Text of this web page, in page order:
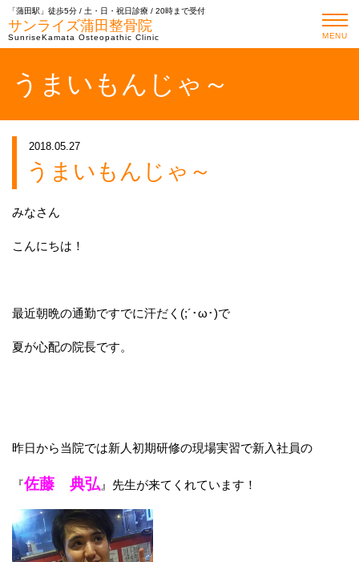
「蒲田駅」徒歩5分 / 土・日・祝日診療 / 20時まで受付
サンライズ蒲田整骨院
SunriseKamata Osteopathic Clinic MENU
うまいもんじゃ～
2018.05.27
うまいもんじゃ～
みなさん
こんにちは！
最近朝晩の通勤ですでに汗だく(;´･ω･)で
夏が心配の院長です。
昨日から当院では新人初期研修の現場実習で新入社員の
『佐藤 典弘 』先生が来てくれています！